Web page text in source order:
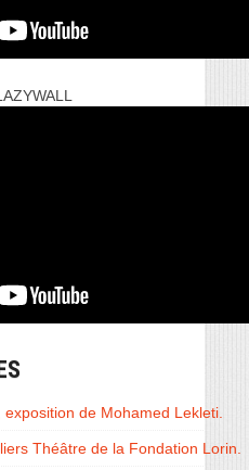
exposition de Mohamed Lekleti.
Théâtre de la Fondation Lorin.